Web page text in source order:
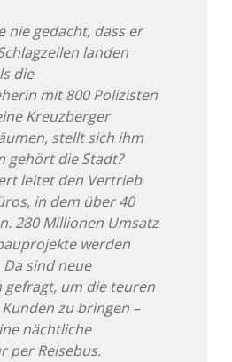
nie gedacht, dass er
landen
die
mit 800 Polizisten
Kreuzberger
stellt sich ihm
gehört die Stadt?
leitet den Vertrieb
in dem über 40
280 Millionen Umsatz
werden
sind neue
gefragt, um die teuren
zu bringen –
nächtliche
per Reisebus.